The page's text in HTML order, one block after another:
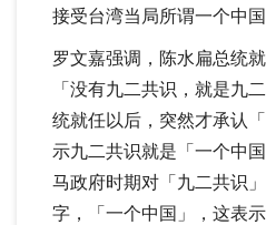
接受台湾当局所谓一个中国
罗文嘉强调，陈水扁总统
「没有九二共识，就是九
统就任以后，突然才承认
示九二共识就是「一个中
马政府时期对「九二共识
字，「一个中国」，这表